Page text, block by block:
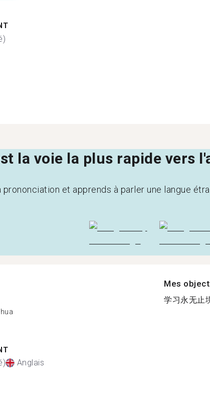
la voie la plus rapide vers
et apprends à parler une langue
Anglais
Mes
学习永无止